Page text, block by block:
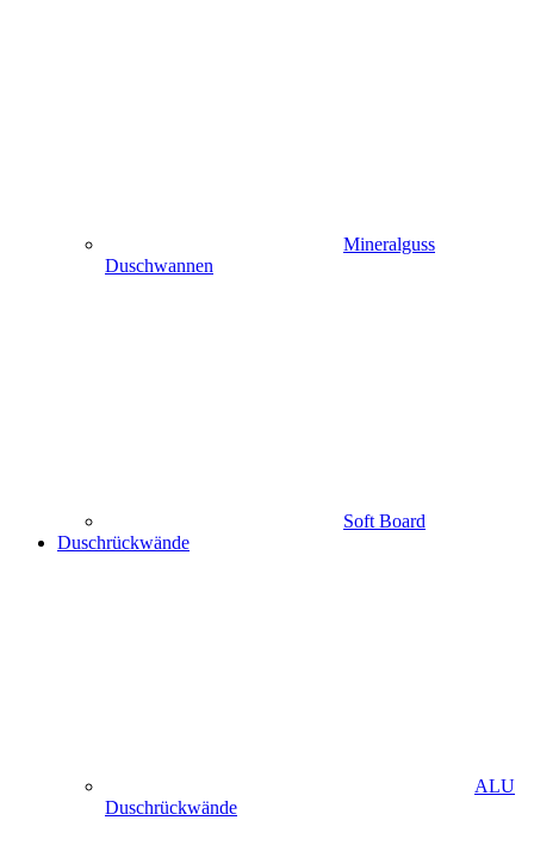
Mineralguss
Duschwannen
Soft Board
Duschrückwände
ALU
Duschrückwände